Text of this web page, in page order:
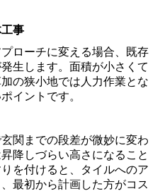
事
ローチに変える場合、既存
生します。面積が小さくて
の狭小地では人力作業とな
イントです。
関までの段差が微妙に変わ
降しづらい高さになること
を付けると、タイルへのア
最初から計画した方がコス